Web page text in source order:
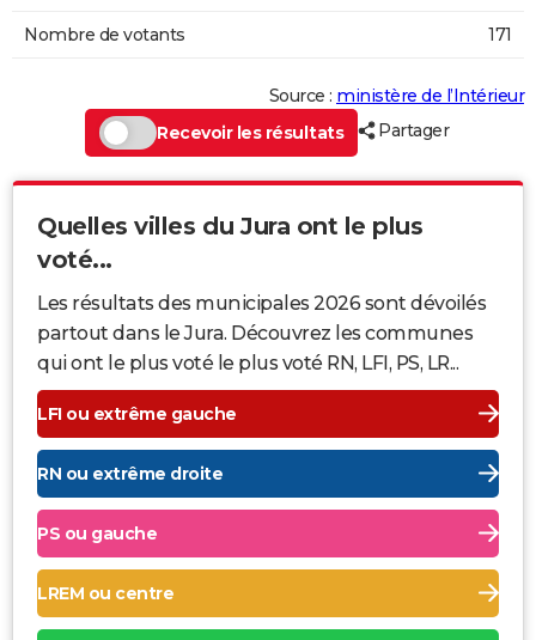
Nombre de votants 171
Source : ministère de l’Intérieur
Recevoir les résultats
Partager
Quelles villes du Jura ont le plus
voté...
Les résultats des municipales 2026 sont dévoilés
partout dans le Jura. Découvrez les communes
qui ont le plus voté le plus voté RN, LFI, PS, LR...
LFI ou extrême gauche
RN ou extrême droite
PS ou gauche
LREM ou centre